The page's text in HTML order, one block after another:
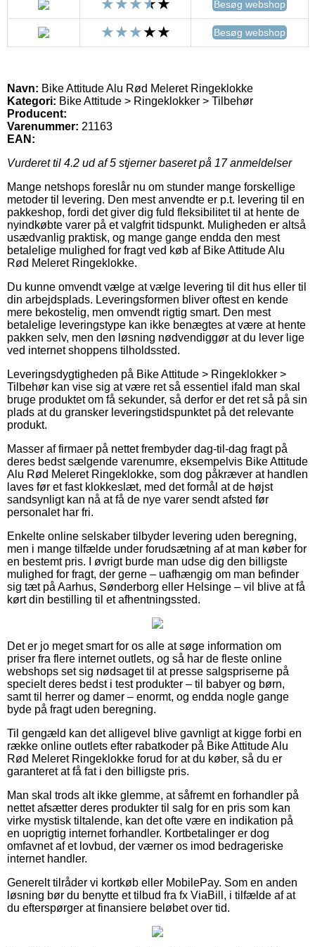
Besøg webshop
Besøg webshop
Navn: Bike Attitude Alu Rød Meleret Ringeklokke
Kategori: Bike Attitude > Ringeklokker > Tilbehør
Producent:
Varenummer: 21163
EAN:
Vurderet til 4.2 ud af 5 stjerner baseret på 17anmeldelser
Mange netshops foreslår nu om stunder mange forskellige
metoder til levering. Den mest anvendte er p.t. levering til en
pakkeshop, fordi det giver dig fuld fleksibilitet til at hente de
nyindkøbte varer på et valgfrit tidspunkt. Muligheden er altså
usædvanlig praktisk, og mange gange endda den mest
betalelige mulighed for fragt ved køb af Bike Attitude Alu
Rød Meleret Ringeklokke.
Du kunne omvendt vælge at vælge levering til dit hus eller til
din arbejdsplads. Leveringsformen bliver oftest en kende
mere bekostelig, men omvendt rigtig smart. Den mest
betalelige leveringstype kan ikke benægtes at være at hente
pakken selv, men den løsning nødvendiggør at du lever lige
ved internet shoppens tilholdssted.
Leveringsdygtigheden på Bike Attitude > Ringeklokker >
Tilbehør kan vise sig at være ret så essentiel ifald man skal
bruge produktet om få sekunder, så derfor er det ret så på sin
plads at du gransker leveringstidspunktet på det relevante
produkt.
Masser af firmaer på nettet frembyder dag-til-dag fragt på
deres bedst sælgende varenumre, eksempelvis Bike Attitude
Alu Rød Meleret Ringeklokke, som dog påkræver at handlen
laves før et fast klokkeslæt, med det formål at de højst
sandsynligt kan nå at få de nye varer sendt afsted før
personalet har fri.
Enkelte online selskaber tilbyder levering uden beregning,
men i mange tilfælde under forudsætning af at man køber for
en bestemt pris. I øvrigt burde man udse dig den billigste
mulighed for fragt, der gerne – uafhængig om man befinder
sig tæt på Aarhus, Sønderborg eller Helsinge – vil blive at få
kørt din bestilling til et afhentningssted.
Det er jo meget smart for os alle at søge information om
priser fra flere internet outlets, og så har de fleste online
webshops set sig nødsaget til at presse salgspriserne på
specielt deres bedst i test produkter – til babyer og børn,
samt til herrer og damer – enormt, og endda nogle gange
byde på fragt uden beregning.
Til gengæld kan det alligevel blive gavnligt at kigge forbi en
række online outlets efter rabatkoder på Bike Attitude Alu
Rød Meleret Ringeklokke forud for at du køber, så du er
garanteret at få fat i den billigste pris.
Man skal trods alt ikke glemme, at såfremt en forhandler på
nettet afsætter deres produkter til salg for en pris som kan
virke mystisk tiltalende, kan det ofte være en indikation på
en uoprigtig internet forhandler. Kortbetalinger er dog
omfavnet af et lovbud, der værner os imod bedrageriske
internet handler.
Generelt tilråder vi kortkøb eller MobilePay. Som en anden
løsning bør du benytte et tilbud fra fx ViaBill, i tilfælde af at
du efterspørger at finansiere beløbet over tid.